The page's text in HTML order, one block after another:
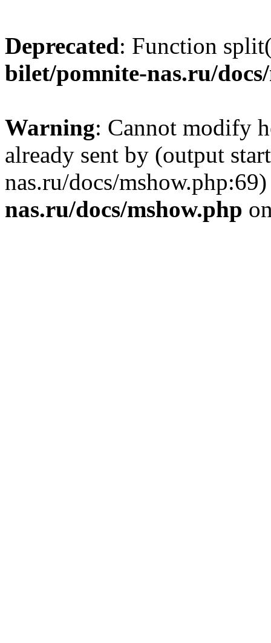
Deprecated: Function
bilet/pomnite-nas.ru/
Warning: Cannot modify
already sent by (output
nas.ru/docs/
nas.ru/docs/mshow.php